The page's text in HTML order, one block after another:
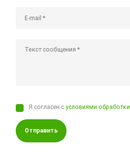
Я согласен сусловиями обработки
Отправить